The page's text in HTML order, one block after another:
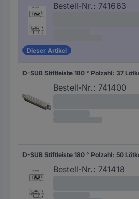
Bestell-Nr.: 741663
Dieser Artikel
D-SUB Stiftleiste 180 ° Polzahl: 37
Bestell-Nr.: 741400
D-SUB Stiftleiste 180 ° Polzahl: 50
Bestell-Nr.: 741418